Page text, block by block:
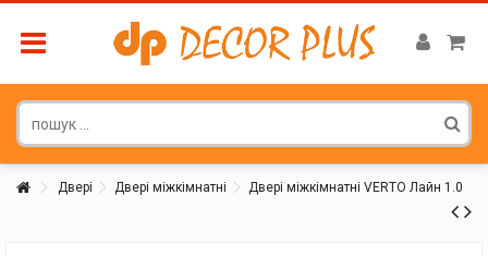
Двері Двері міжкімнатні Двері міжкімнатні VERTO Лайн 1.0